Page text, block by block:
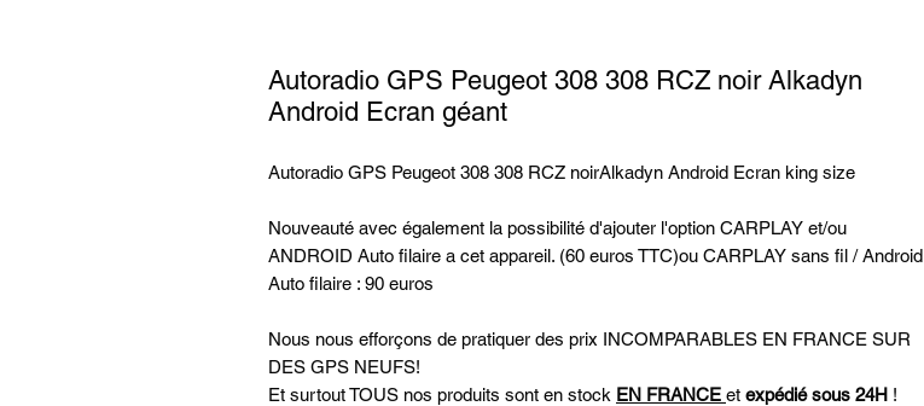
Autoradio GPS Peugeot 308 308 RCZ noir Alkadyn
Android Ecran géant
Autoradio GPS Peugeot 308 308 RCZ noirAlkadyn Android Ecran king size
Nouveauté avec également la possibilité d'ajouter l'option CARPLAY et/ou
ANDROID Auto filaire a cet appareil. (60 euros TTC)ou CARPLAY sans fil / Android
Auto filaire : 90 euros
Nous nous efforçons de pratiquer des prix INCOMPARABLES EN FRANCE SUR
DES GPS NEUFS!
Et surtout TOUS nos produits sont en stock EN FRANCE et expédié sous 24H !